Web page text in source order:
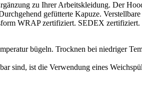
zu Ihrer Arbeitskleidung. Der
gefütterte Kapuze.
WRAP zertifiziert. SEDEX zertifiziert.
bügeln. Trocknen bei niedriger
sind, ist die Verwendung eines